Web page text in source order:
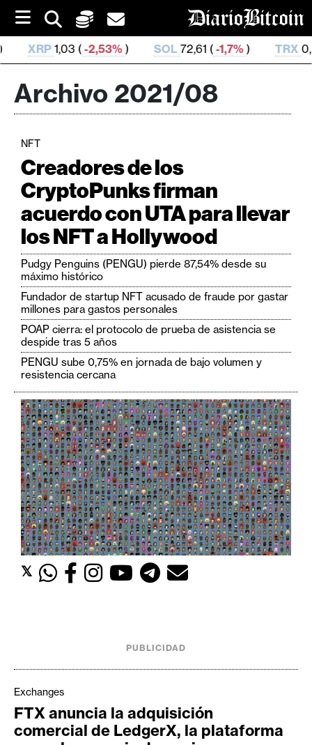
i
p
t
SOL72,61 ( -1,7%) TRX0,326 993 (-0,05%)
r
i
p
t
o
M
e
r
c
a
d
o
s
B
i
t
c
o
i
n
E
e
u
m
Archivo 2021/08
NFT
Creadores de los
CryptoPunks firman
acuerdo con UTA para llevar
los NFT a Hollywood
Pudgy Penguins (PENGU) pierde 87,54% desde su
máximo histórico
Fundador de startup NFT acusado de fraude por gastar
millones para gastos personales
POAP cierra: el protocolo de prueba de asistencia se
despide tras 5 años
PENGU sube 0,75% en jornada de bajo volumen y
resistencia cercana
𝕏
PUBLICIDAD
Exchanges
FTX anuncia la adquisición
comercial de LedgerX, la plataforma